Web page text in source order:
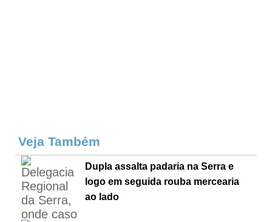
Veja Também
Dupla assalta padaria na Serra e
logo em seguida rouba mercearia
ao lado